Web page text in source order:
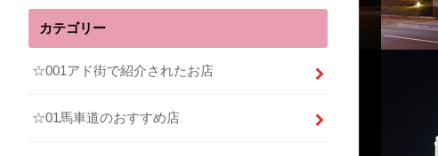
カテゴリー
☆001アド街で紹介されたお店
☆01馬車道のおすすめ店